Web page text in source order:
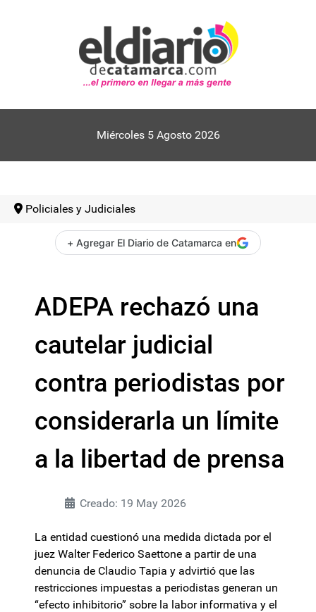
Miércoles 5 Agosto 2026
Policiales y Judiciales
+ Agregar El Diario de Catamarca en
ADEPA rechazó una
cautelar judicial
contra periodistas por
considerarla un límite
a la libertad de prensa
Creado: 19 May 2026
La entidad cuestionó una medida dictada por el
juez Walter Federico Saettone a partir de una
denuncia de Claudio Tapia y advirtió que las
restricciones impuestas a periodistas generan un
“efecto inhibitorio” sobre la labor informativa y el